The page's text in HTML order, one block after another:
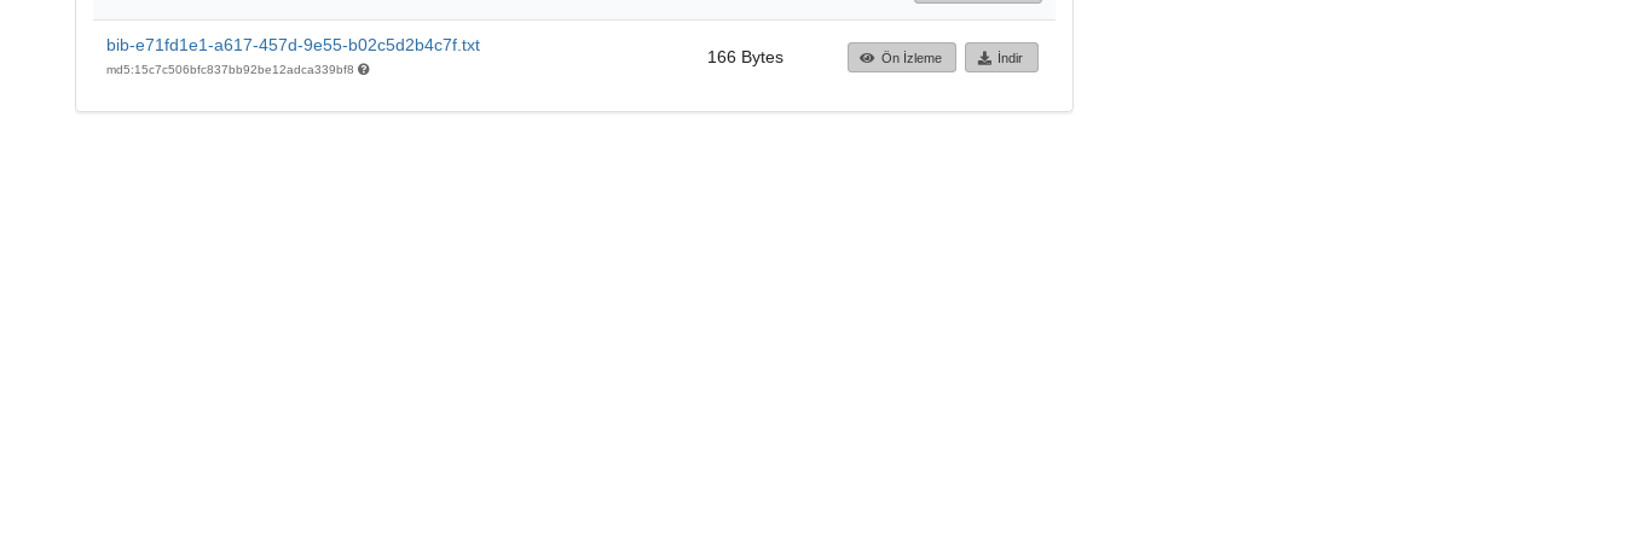
bib-e71fd1e1-a617-457d-9e55-b02c5d2b4c7f.txt
md5:15c7c506bfc837bb92be12adca339bf8
166 Bytes Ön İzleme İndir